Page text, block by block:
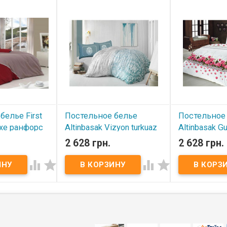
First
ранфорс
комплект
см
 
Постельное белье
Altinbasak Vizyon turkuaz
ранфорс евро
В наличии
Постельное белье Altinbasak
Пододеяльник: 200x220 см
2 628 грн.
 
Altinbasak
ранфорс
В наличии
Постельное
Наволочка
2 628 грн.